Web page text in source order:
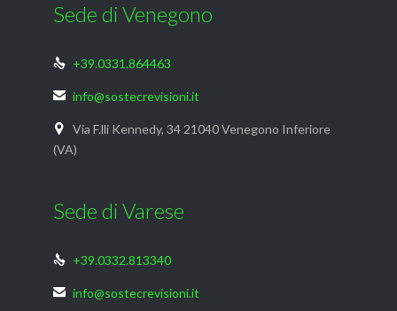
Sede di Venegono
 +39.0331.864463
 info@sostecrevisioni.it

Via F.lli Kennedy, 34 21040 Venegono Inferiore
(VA)
Sede di Varese
 +39.0332.813340
 info@sostecrevisioni.it